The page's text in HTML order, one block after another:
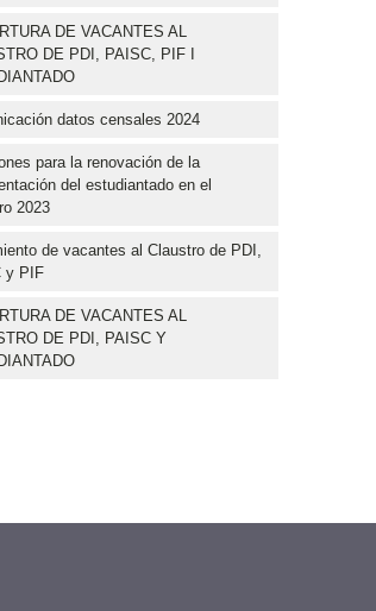
DE VACANTES AL
DE PDI, PAISC, PIF I
datos censales 2024
para la renovación de la
del estudiantado en el
2023
de vacantes al Claustro de PDI,
y PIF
DE VACANTES AL
DE PDI, PAISC Y